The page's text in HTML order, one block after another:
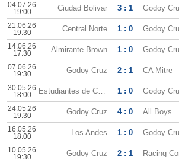
04.07.26
19:00
Ciudad Bolivar 3 : 1 Godoy
21.06.26
19:30
Central Norte 1 : 0 Godoy
14.06.26
17:30
Almirante Brown 1 : 0 Godoy
07.06.26
19:30
Godoy Cruz 2 : 1 CA Mitre
30.05.26
18:00
Estudiantes de Caseros 1 : 0 Godoy
24.05.26
19:30
Godoy Cruz 4 : 0 All Boys
16.05.26
18:00
Los Andes 1 : 0 Godoy
10.05.26
19:30
Godoy Cruz 2 : 1 Racing